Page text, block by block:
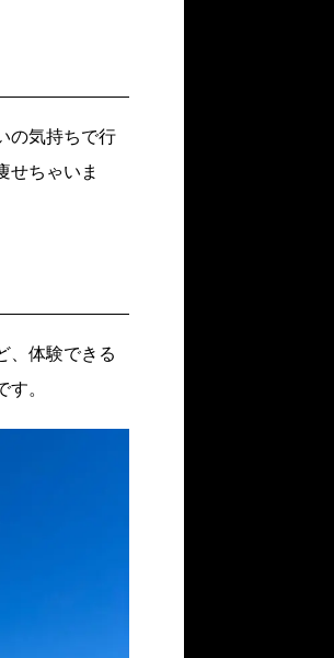
の気持ちで行
せちゃいま
、体験できる
。